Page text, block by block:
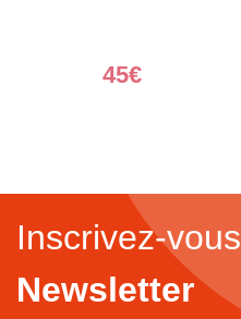
45€
Inscrivez-
Newsletter